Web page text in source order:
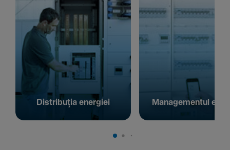
Distribuția energiei Managementul